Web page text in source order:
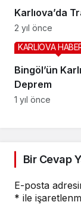
Karlıova’da
2 yıl önce
Bingöl’ün
Deprem
KARLIOVA
1 yıl önce
Bir Cevap
E-posta
* ile